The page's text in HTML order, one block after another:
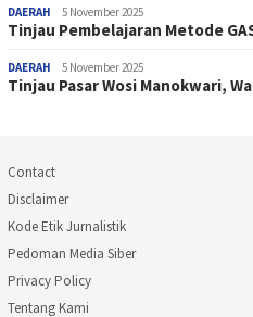
DAERAH 5 November 2025
Tinjau Pembelajaran Metode
DAERAH 5 November 2025
Tinjau Pasar Wosi Manokwari,
Contact
Disclaimer
Kode Etik Jurnalistik
Pedoman Media Siber
Privacy Policy
Tentang Kami